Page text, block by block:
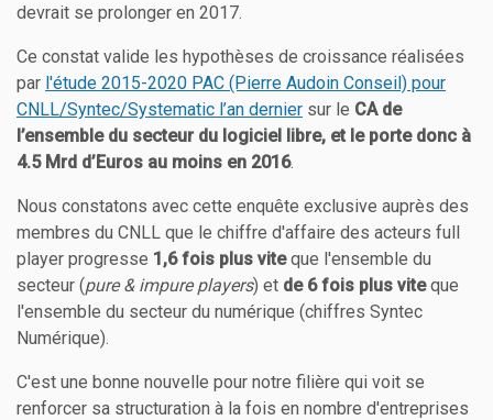
devrait se prolonger en 2017.
Ce constat valide les hypothèses de croissance réalisées
par l'étude 2015-2020 PAC (Pierre Audoin Conseil) pour
CNLL/Syntec/Systematic l’an dernier sur le CA de
l’ensemble du secteur du logiciel libre, et le porte donc à
4.5 Mrd d’Euros au moins en 2016.
Nous constatons avec cette enquête exclusive auprès des
membres du CNLL que le chiffre d'affaire des acteurs full
player progresse 1,6 fois plus viteque l'ensemble du
secteur (pure & impure players) et de 6 fois plus viteque
l'ensemble du secteur du numérique (chiffres Syntec
Numérique).
C'est une bonne nouvelle pour notre filière qui voit se
renforcer sa structuration à la fois en nombre d'entreprises